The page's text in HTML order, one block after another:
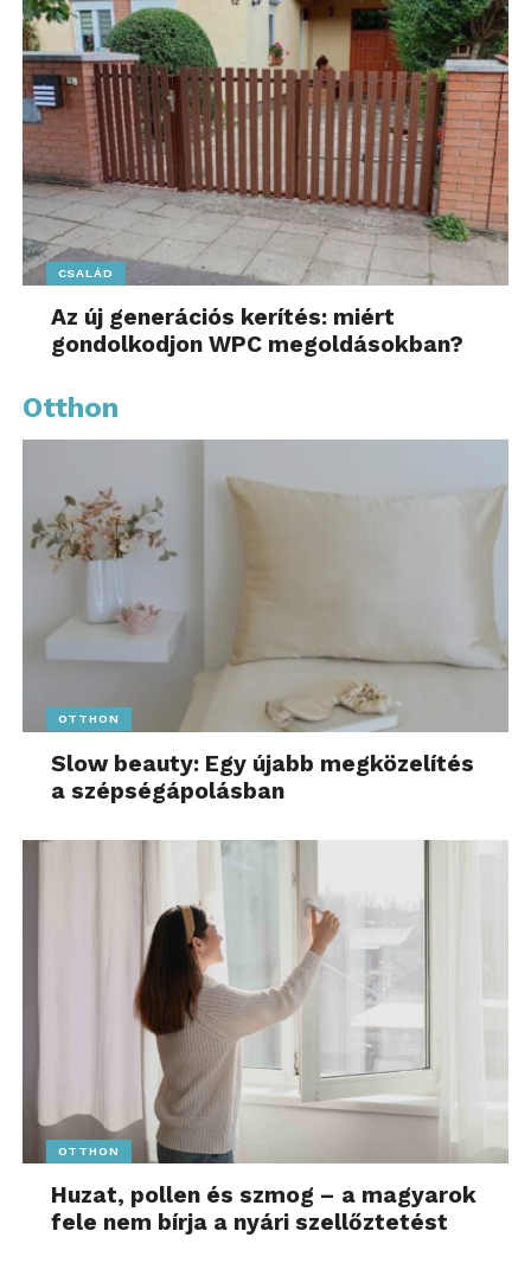
CSALÁD
Az új generációs kerítés: miért
gondolkodjon WPC megoldásokban?
Otthon
OTTHON
Slow beauty: Egy újabb megközelítés
a szépségápolásban
OTTHON
Huzat, pollen és szmog – a magyarok
fele nem bírja a nyári szellőztetést